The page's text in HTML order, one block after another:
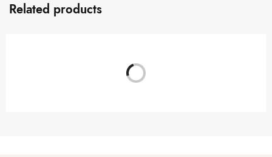
Related products
Profil Kayu RG 204